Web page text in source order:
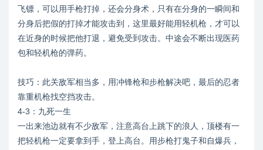
飞镖，可以用手枪打掉，还会分身术，只有在分身的一瞬间和
分身后把假的打掉才能攻击到，这里最好能用轻机枪，才可以
在近身的时候把他打退，避免受到攻击。中途会不断出现医药
包和轻机枪的弹药。
技巧：此关敌军相当多，用冲锋枪和步枪解决吧，最后的忍者
靠重机枪找空挡攻击。
4-3：九死一生
一出来池边就有不少敌军，注意高台上跳下的浪人，顶楼有一
把轻机枪一定要拿到手，登上高台。用步枪打鬼子和自爆兵，